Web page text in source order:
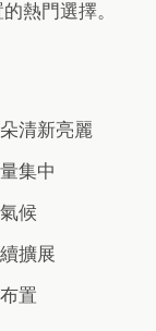
熱門選擇。
清新亮麗
集中
候
擴展
置